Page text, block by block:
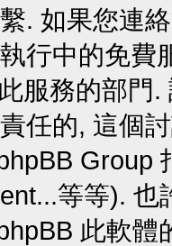
. 如果您連
行中的免費
服務的部門
任的, 這個
Group
等等).
此軟